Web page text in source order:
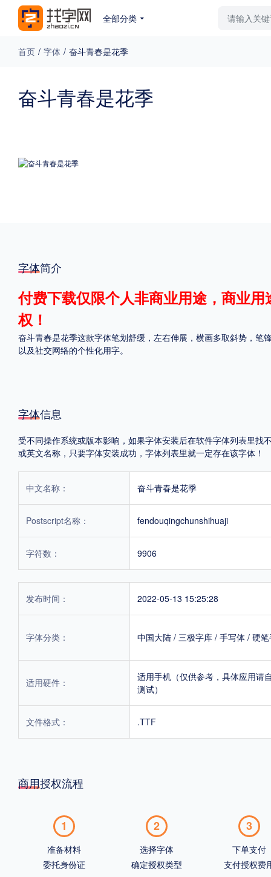
全部分类
免费下载 收费下载 更多
格式
.TTF
POP字体下载 字库打包下载 海报素材下载
字体新闻 字体程序 字体人物
首页 / 字体 / 奋斗青春是花季
奋斗青春是花季
字体简介
付费下载仅限个人非商业用途，商业
权！
奋斗青春是花季这款字体笔划舒缓，左右伸展，横画多取斜势，
以及社交网络的个性化用字。
字体信息
受不同操作系统或版本影响，如果字体安装后在软件字体列表里
或英文名称，只要字体安装成功，字体列表里就一定存在该字体！
中文名称： 奋斗青春是花季
Postscript名称： fendouqingchunshihuaji
字符数： 9906
发布时间： 2022-05-13 15:25:28
字体分类： 中国大陆 / 三极字库 / 手写体 / 硬
适用硬件：
适用手机（仅供参考，具体应用请
测试）
文件格式： .TTF
商用授权流程
1
准备材料
委托身份证
2
选择字体
确定授权类型
3
下单支付
支付授权费